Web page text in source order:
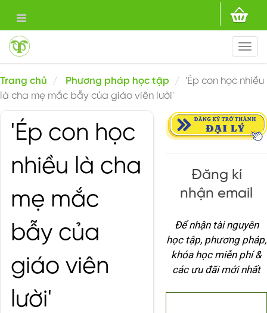
Trang chủ Phương pháp học tập
'Ép con học nhiều
là cha mẹ mắc bẫy của giáo viên lười'
'Ép con học
nhiều là cha
mẹ mắc
bẫy của
giáo viên
lười'
Đăng kí
nhận email
Để nhận tài nguyên
học tập, phương pháp,
khóa học miễn phí &
các ưu đãi mới nhất